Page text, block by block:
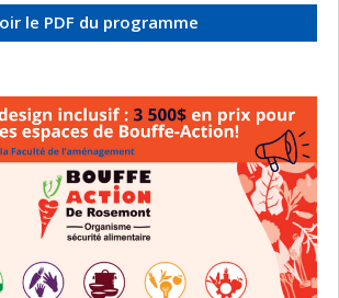
le PDF du programme